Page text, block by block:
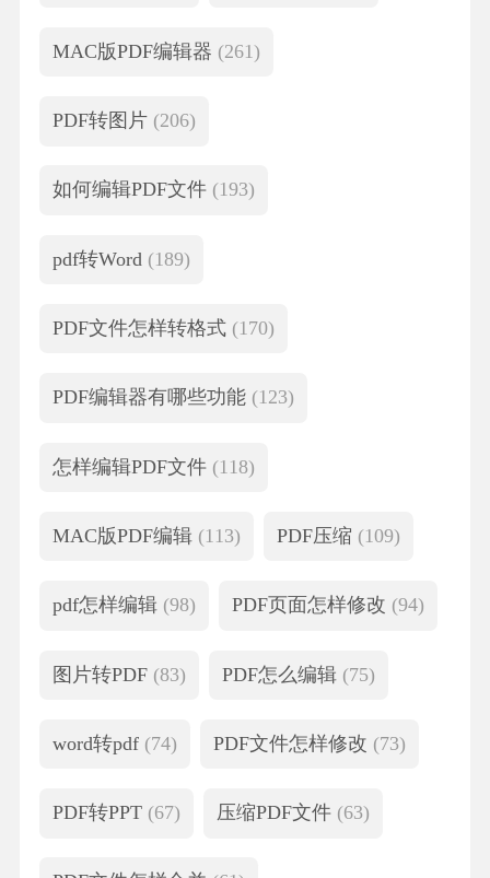
MAC版PDF编辑器 (261)
PDF转图片 (206)
如何编辑PDF文件 (193)
pdf转Word (189)
PDF文件怎样转格式 (170)
PDF编辑器有哪些功能 (123)
怎样编辑PDF文件 (118)
MAC版PDF编辑 (113) PDF压缩 (109)
pdf怎样编辑 (98) PDF页面怎样修改 (94)
图片转PDF (83) PDF怎么编辑 (75)
word转pdf (74) PDF文件怎样修改 (73)
PDF转PPT (67) 压缩PDF文件 (63)